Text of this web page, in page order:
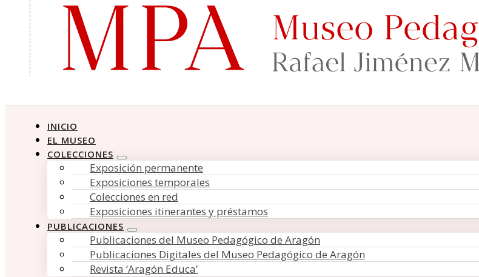
INICIO
EL MUSEO
COLECCIONES
Exposición permanente
Exposiciones temporales
Colecciones en red
Exposiciones itinerantes y préstamos
PUBLICACIONES
Publicaciones del Museo Pedagógico de Aragón
Publicaciones Digitales del Museo Pedagógico de Aragón
Revista ‘Aragón Educa’